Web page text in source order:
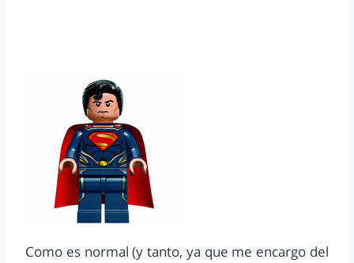
Como es normal (y tanto, ya que me encargo del